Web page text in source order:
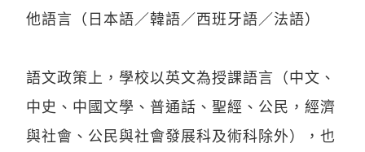
他語言（日本語／韓語／西班牙語／法語）
語文政策上，學校以英文為授課語言（中文、
中史、中國文學、普通話、聖經、公民，經濟
與社會、公民與社會發展科及術科除外），也